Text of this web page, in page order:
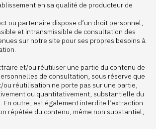
en sa qualité de producteur de
ou partenaire dispose d’un droit personnel,
et intransmissible de consultation des
sur notre site pour ses propres besoins à
et/ou réutiliser une partie du contenu de
de consultation, sous réserve que
réutilisation ne porte pas sur une partie,
ou quantitativement, substantielle du
En outre, est également interdite l’extraction
répétée du contenu, même non substantiel,